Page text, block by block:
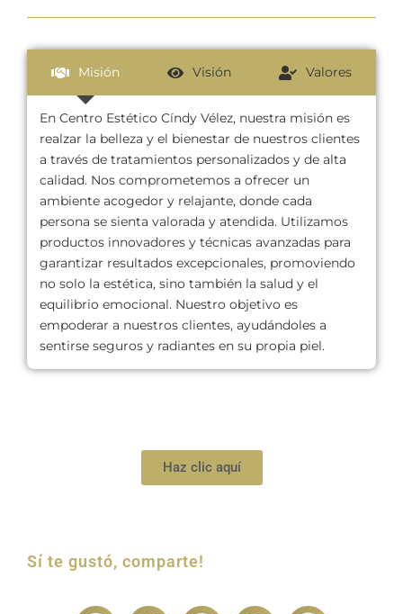
Misión Visión Valores
En Centro Estético Cíndy Vélez, nuestra misión es
realzar la belleza y el bienestar de nuestros clientes
a través de tratamientos personalizados y de alta
calidad. Nos comprometemos a ofrecer un
ambiente acogedor y relajante, donde cada
persona se sienta valorada y atendida. Utilizamos
productos innovadores y técnicas avanzadas para
garantizar resultados excepcionales, promoviendo
no solo la estética, sino también la salud y el
equilibrio emocional. Nuestro objetivo es
empoderar a nuestros clientes, ayudándoles a
sentirse seguros y radiantes en su propia piel.
Haz clic aquí
Sí te gustó, comparte!